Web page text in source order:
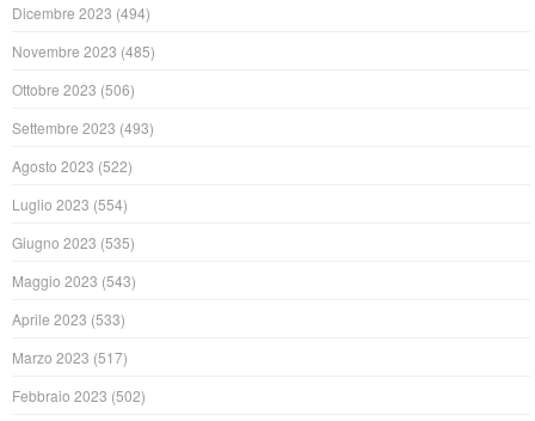
Dicembre 2023 (494)
Novembre 2023 (485)
Ottobre 2023 (506)
Settembre 2023 (493)
Agosto 2023 (522)
Luglio 2023 (554)
Giugno 2023 (535)
Maggio 2023 (543)
Aprile 2023 (533)
Marzo 2023 (517)
Febbraio 2023 (502)